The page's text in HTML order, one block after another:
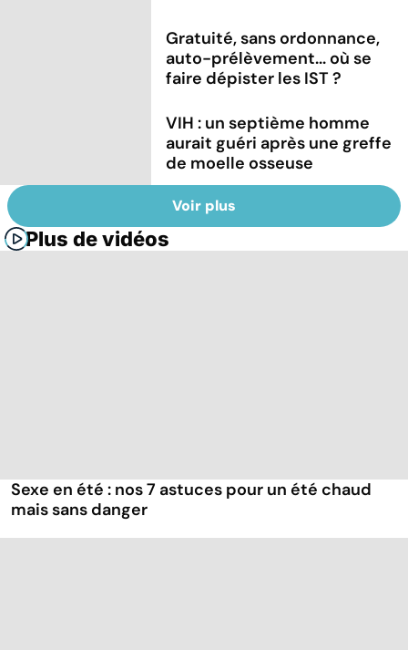
Gratuité, sans ordonnance,
auto-prélèvement... où se
faire dépister les IST ?
VIH : un septième homme
aurait guéri après une greffe
de moelle osseuse
Voir plus
Plus de vidéos
Sexe en été : nos 7 astuces pour un été chaud
mais sans danger